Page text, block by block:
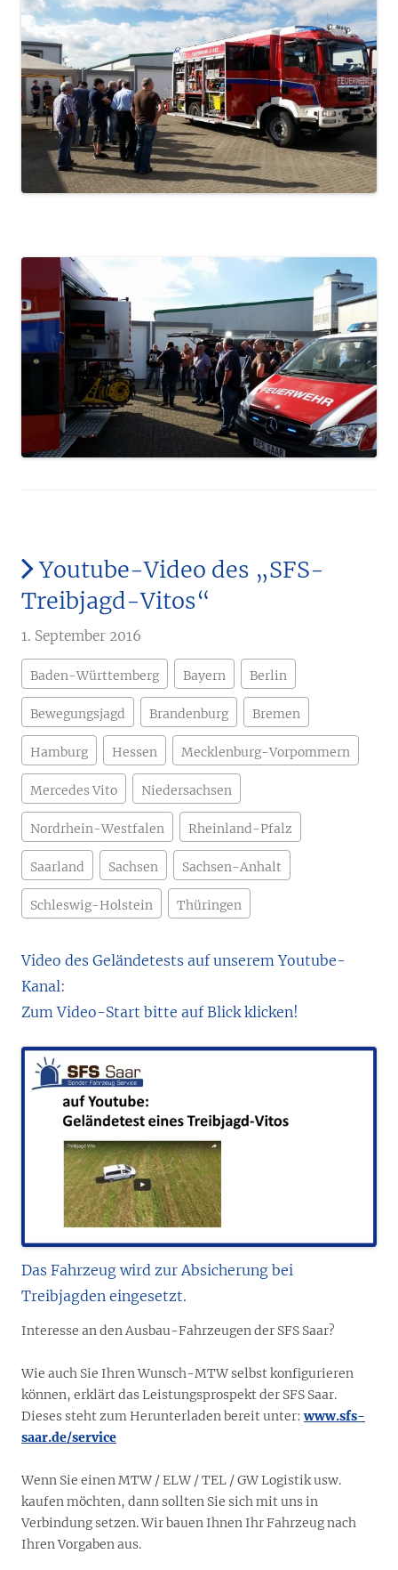
Youtube-Video des „SFS-
Treibjagd-Vitos“
1. September 2016
Baden-Württemberg Bayern Berlin
Bewegungsjagd Brandenburg Bremen
Hamburg Hessen Mecklenburg-Vorpommern
Mercedes Vito Niedersachsen
Nordrhein-Westfalen Rheinland-Pfalz
Saarland Sachsen Sachsen-Anhalt
Schleswig-Holstein Thüringen
Video des Geländetests auf unserem Youtube-
Kanal:
Zum Video-Start bitte auf Blick klicken!
Das Fahrzeug wird zur Absicherung bei
Treibjagden eingesetzt.
Interesse an den Ausbau-Fahrzeugen der SFS Saar?
Wie auch Sie Ihren Wunsch-MTW selbst konfigurieren
können, erklärt das Leistungsprospekt der SFS Saar.
Dieses steht zum Herunterladen bereit unter: www.sfs-
saar.de/service
Wenn Sie einen MTW / ELW / TEL / GW Logistik usw.
kaufen möchten, dann sollten Sie sich mit uns in
Verbindung setzen. Wir bauen Ihnen Ihr Fahrzeug nach
Ihren Vorgaben aus.